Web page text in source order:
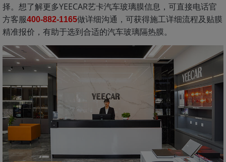
择。想了解更多YEECAR艺卡汽车玻璃膜信息，可直接电话官
方客服400-882-1165做详细沟通，可获得施工详细流程及贴膜
精准报价，有助于选到合适的汽车玻璃隔热膜。